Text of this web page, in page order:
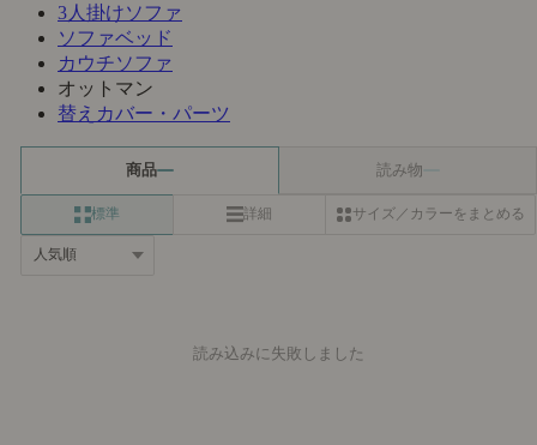
3人掛けソファ
ソファベッド
カウチソファ
オットマン
替えカバー・パーツ
商品 読み物
標準 詳細 サイズ／カラーをまとめる
読み込みに失敗しました